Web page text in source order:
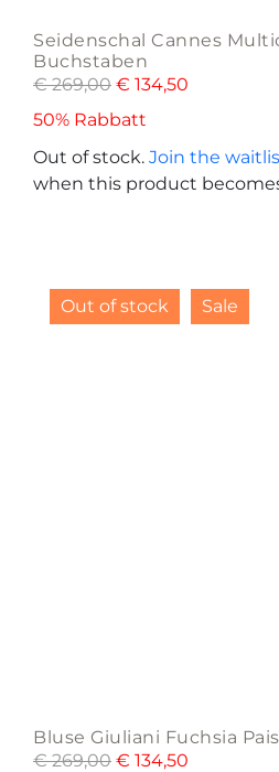
Seidenschal Cannes
Buchstaben
€269,00 € 134,50
50% Rabbatt
Out of stock. Join the
when this product
Out of stock Sale
Bluse Giuliani Fuchsia
€269,00 € 134,50